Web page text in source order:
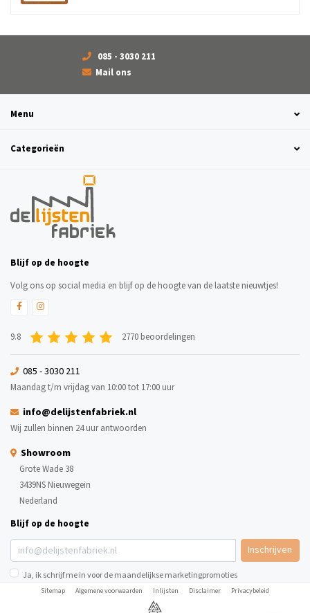
085 - 3030 211
Mail ons
Menu
Categorieën
Blijf op de hoogte
Volg ons op social media en blijf op de hoogte van de laatste nieuwtjes!
9.8 2770 beoordelingen
085 - 3030 211
Maandag t/m vrijdag van 10:00 tot 17:00 uur
info@delijstenfabriek.nl
Wij zullen binnen 24 uur antwoorden
Showroom
Grote Wade 38
3439NS Nieuwegein
Nederland
Blijf op de hoogte
Inschrijven
Ja, ik schrijf me in voor de maandelijkse marketingpromoties
Sitemap Algemene voorwaarden Inlijsten Disclaimer Privacybeleid